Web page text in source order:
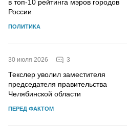
в топ-10 рейтинга мэров городов
России
ПОЛИТИКА
30 июля 2026 3
Текслер уволил заместителя
председателя правительства
Челябинской области
ПЕРЕД ФАКТОМ